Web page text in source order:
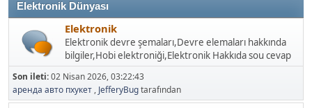
Elektronik Dünyası
Elektronik
Elektronik devre şemaları,Devre elemaları hakkında
bilgiler,Hobi elektroniği,Elektronik Hakkıda sou cevap
Son ileti:02 Nisan 2026, 03:22:43
аренда авто пхукет , JefferyBugtarafından